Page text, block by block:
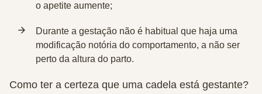
o apetite aumente;
Durante a gestação não é habitual que haja uma
modificação notória do comportamento, a não ser
perto da altura do parto.
Como ter a certeza que uma cadela está gestante?